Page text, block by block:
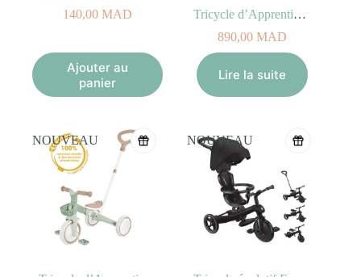
140,00 MAD
Ajouter au
panier
Tricycle d’Apprentissage Sable 3-en-1 Plus Ecologic – 12M+
890,00 MAD
Lire la suite
NOUVEAU NOUVEAU